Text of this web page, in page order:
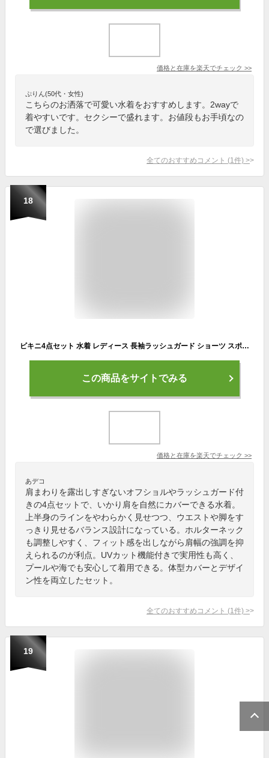
価格と在庫を楽天でチェック >>
ぷりん(50代・女性)
こちらのお洒落で可愛い水着をおすすめします。2wayで
着やすいです。セクシーで盛れます。お値段もお手頃なの
で選びました。
全てのおすすめコメント (1 件) >
18
ビキニ4点セット 水着 レディース 長袖ラッシュガード ショーツ スポーツブラ レギンス 長パンツ オフショル ホルターネック 長パンツ 長ズボン みずぎ ミズギ びきに UVカット ケア ハイレグ 女性 女の子 女子 ガールズ プール 海 ビーチ リゾート 温泉 海外 インスタ映え
この商品をサイトでみる
価格と在庫を楽天でチェック >>
あデコ
肩まわりを露出しすぎないオフショルやラッシュガード付
きの4点セットで、いかり肩を自然にカバーできる水着。
上半身のラインをやわらかく見せつつ、ウエストや脚をす
っきり見せるバランス設計になっている。ホルターネック
も調整しやすく、フィット感を出しながら肩幅の強調を抑
えられるのが利点。UVカット機能付きで実用性も高く、
プールや海でも安心して着用できる。体型カバーとデザイ
ン性を両立したセット。
全てのおすすめコメント (1 件) >
19